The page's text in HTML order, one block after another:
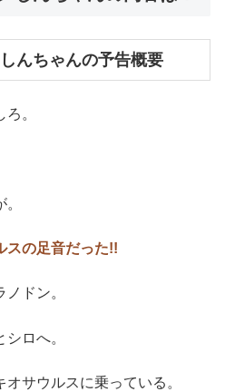
んちゃんの予告概要
。
スの足音だった!!
ドン。
ロへ。
サウルスに乗っている。